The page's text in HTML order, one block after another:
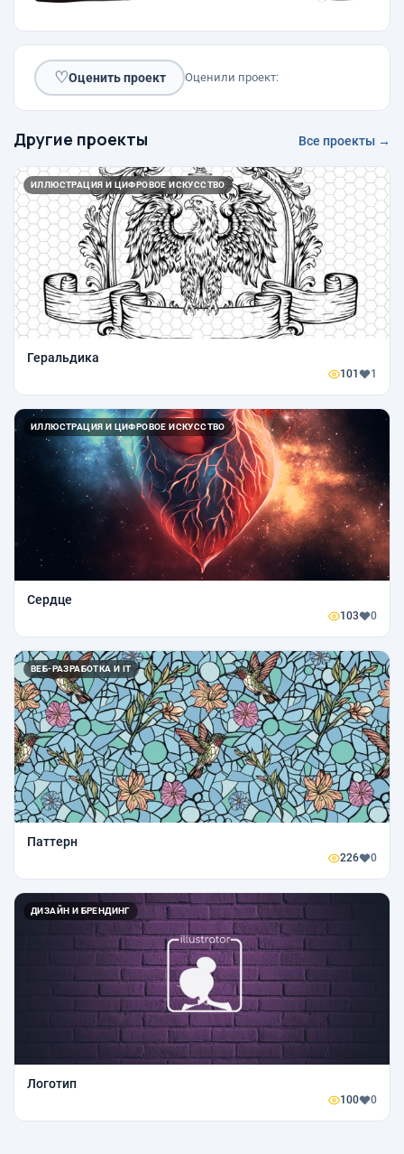
♡Оценить проект Оценили проект:
Другие проекты Все проекты →
ИЛЛЮСТРАЦИЯ И ЦИФРОВОЕ ИСКУССТВО
Геральдика
101 1
ИЛЛЮСТРАЦИЯ И ЦИФРОВОЕ ИСКУССТВО
Сердце
103 0
ВЕБ-РАЗРАБОТКА И IT
Паттерн
226 0
ДИЗАЙН И БРЕНДИНГ
Логотип
100 0